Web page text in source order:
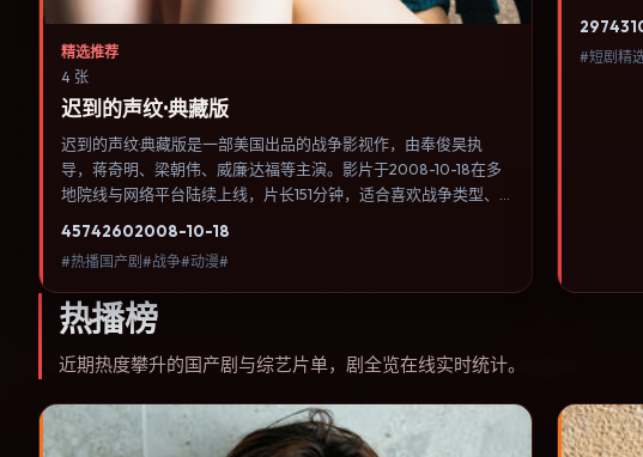
精选推荐
4 张
迟到的声纹·典藏版
迟到的声纹·典藏版是一部美国出品的战争影视作，由奉俊昊执
导，蒋奇明、梁朝伟、威廉·达福等主演。影片于2008-10-18在多
地院线与网络平台陆续上线，片长151分钟，适合喜欢战争类型、
节推进，节奏与视听语言统一，可作为休闲观影或类型片补片的选
择。
45742602008-10-18
#热播国产剧#战争#动漫#
落强调
聚焦人
2974
#短剧精
热播榜
近期热度攀升的国产剧与综艺片单，剧全览在线实时统计。